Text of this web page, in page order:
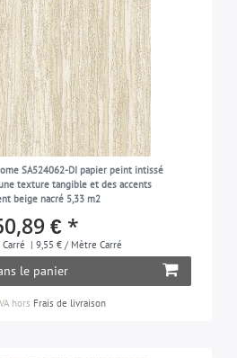
SA524062-DI papier peint intissé
texture tangible et des accents
beige nacré 5,33 m2
€ *
| 9,55 € / Mètre Carré
le panier
hors Frais de livraison